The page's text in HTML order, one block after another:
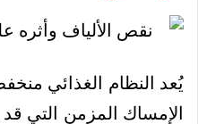
يُعد النظام الغذائي
الإمساك المزمن التي